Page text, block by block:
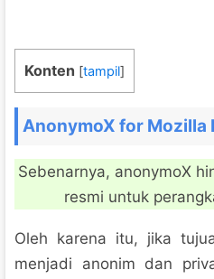
Konten [tampil]
AnonymoX for Mozilla
Sebenarnya, anonymoX
resmi untuk
Oleh karena itu, jika
menjadi anonim dan